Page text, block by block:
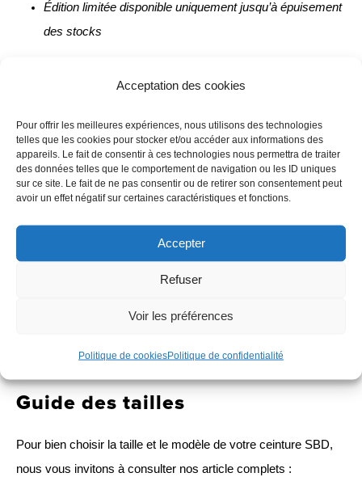
Acceptation des cookies
Pour offrir les meilleures expériences, nous utilisons des technologies
telles que les cookies pour stocker et/ou accéder aux informations des
appareils. Le fait de consentir à ces technologies nous permettra de traiter
des données telles que le comportement de navigation ou les ID uniques
sur ce site. Le fait de ne pas consentir ou de retirer son consentement peut
avoir un effet négatif sur certaines caractéristiques et fonctions.
Accepter
Refuser
Voir les préférences
Politique de cookiesPolitique de confidentialité
Édition limitée disponible uniquement jusqu’à épuisement
des stocks
XS S M L XL 2XL
-
CEINTURE
SBD
MM
+ AJOUTER AU PANIER
Les commandes effectuées avant 12h sont expédiées le jour même,
Guide des tailles
Pour bien choisir la taille et le modèle de votre ceinture SBD,
nous vous invitons à consulter nos article complets :